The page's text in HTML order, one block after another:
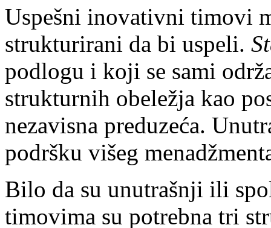
Uspešni inovativni timovi
strukturirani da bi uspeli.
podlogu i koji se sami
strukturnih obeležja kao
nezavisna preduzeća.
podršku višeg
Bilo da su unutrašnji ili
timovima su potrebna tri